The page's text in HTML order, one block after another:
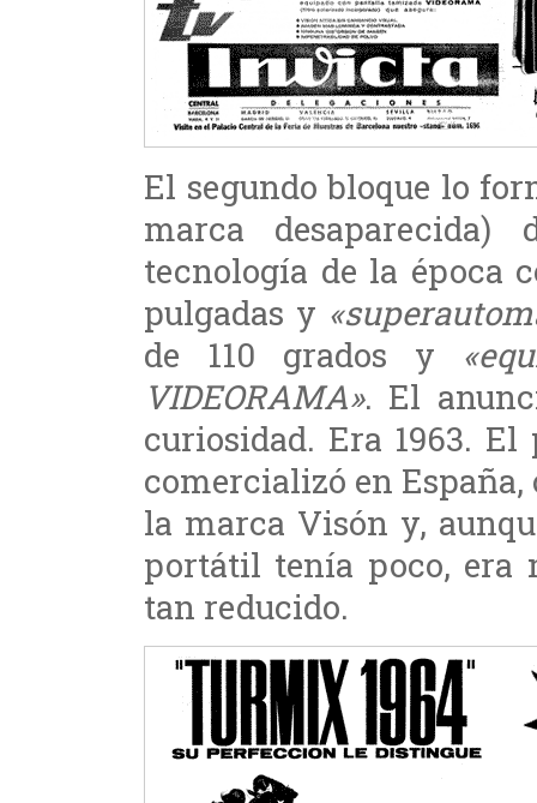
El segundo bloque lo
marca
tecnología de la época
pulgadas y
de 110 grados y
VIDEORAMA». El
curiosidad. Era 1963.
comercializó en España,
la marca Visón y,
portátil tenía poco, era
tan reducido.